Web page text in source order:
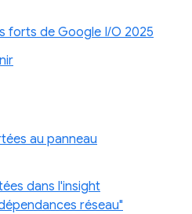
forts de Google I/O 2025
au panneau
dans l'insight
réseau"